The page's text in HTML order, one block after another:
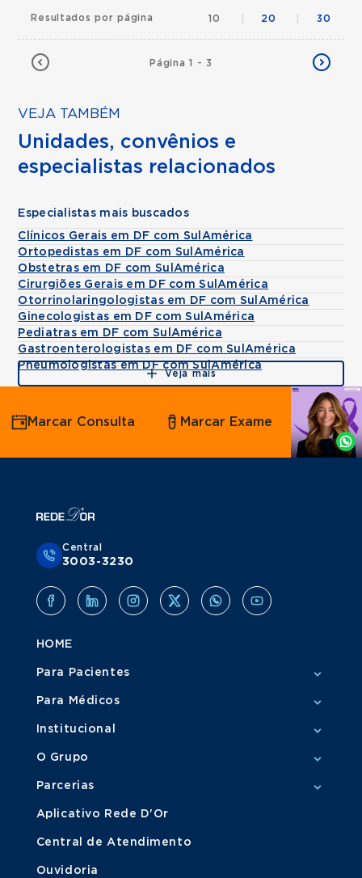
Página 1 - 3
Resultados por página 10 20 30
VEJA TAMBÉM
Unidades, convênios e
especialistas relacionados
Especialistas mais buscados
Clínicos Gerais em DF com SulAmérica
Ortopedistas em DF com SulAmérica
Obstetras em DF com SulAmérica
Cirurgiões Gerais em DF com SulAmérica
Otorrinolaringologistas em DF com SulAmérica
Ginecologistas em DF com SulAmérica
Pediatras em DF com SulAmérica
Gastroenterologistas em DF com SulAmérica
Pneumologistas em DF com SulAmérica
Veja mais
Agende
por
Whatsapp
Marcar Consulta Marcar Exame
Central
3003-3230
HOME
Para Pacientes
Para Médicos
Institucional
O Grupo
Parcerias
Aplicativo Rede D'Or
Central de Atendimento
Ouvidoria